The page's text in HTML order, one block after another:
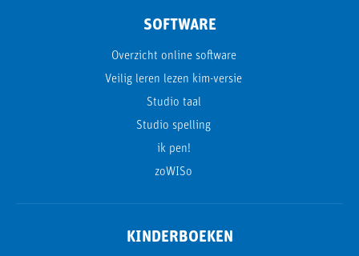
SOFTWARE
Overzicht online software
Veilig leren lezen kim-versie
Studio taal
Studio spelling
ik pen!
zoWISo
KINDERBOEKEN